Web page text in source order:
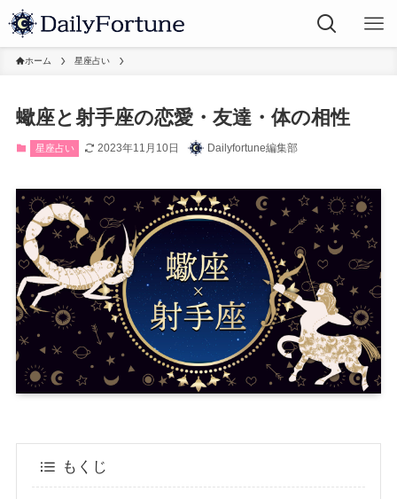
ホーム 星座占い
蠍座と射手座の恋愛・友達・体の相性
星座占い 2023年11月10日 Dailyfortune編集部
もくじ